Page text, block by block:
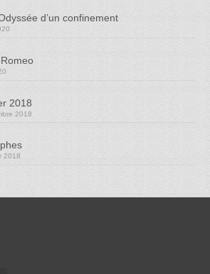
d’un confinement
2018
2018
2018